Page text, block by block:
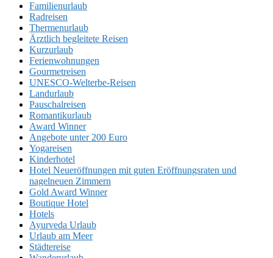
Familienurlaub
Radreisen
Thermenurlaub
Ärztlich begleitete Reisen
Kurzurlaub
Ferienwohnungen
Gourmetreisen
UNESCO-Welterbe-Reisen
Landurlaub
Pauschalreisen
Romantikurlaub
Award Winner
Angebote unter 200 Euro
Yogareisen
Kinderhotel
Hotel Neueröffnungen mit guten Eröffnungsraten und
nagelneuen Zimmern
Gold Award Winner
Boutique Hotel
Hotels
Ayurveda Urlaub
Urlaub am Meer
Städtereise